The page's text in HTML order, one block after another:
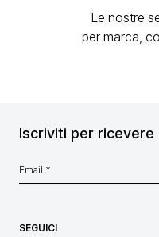
Le nostre
per marca,
Iscriviti per
SEGUICI